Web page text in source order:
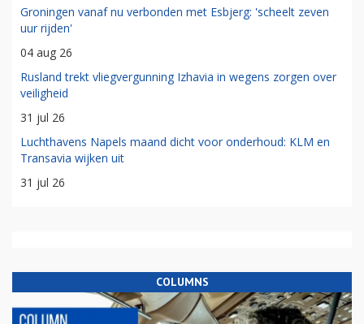
Groningen vanaf nu verbonden met Esbjerg: 'scheelt zeven
uur rijden'
04 aug 26
Rusland trekt vliegvergunning Izhavia in wegens zorgen over
veiligheid
31 jul 26
Luchthavens Napels maand dicht voor onderhoud: KLM en
Transavia wijken uit
31 jul 26
COLUMNS